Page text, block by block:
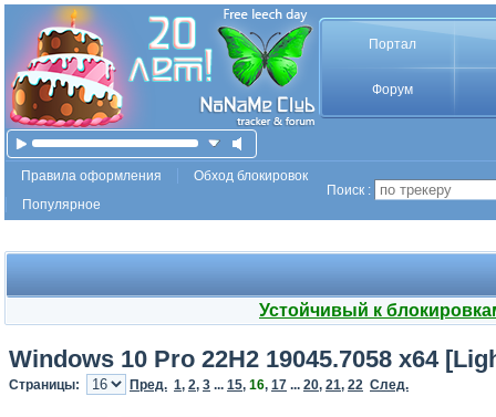
Портал
Форум
Правила оформления
Обход блокировок
Популярное
Поиск :
Устойчивый к
Windows 10 Pro 22H2 19045.7058 x64
Страницы: Пред. 1, 2, 3 ... 15, 16, 17 ... 20, 21, 22 След.